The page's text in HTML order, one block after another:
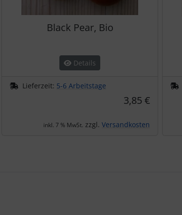
Black Pear, Bio
Details
Lieferzeit: 5-6 Arbeitstage
3,85 €
inkl. 7 % MwSt. zzgl. Versandkosten